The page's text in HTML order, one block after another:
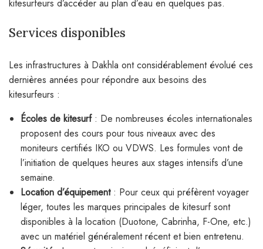
kitesurfeurs d’accéder au plan d’eau en quelques pas.
Services disponibles
Les infrastructures à Dakhla ont considérablement évolué ces
dernières années pour répondre aux besoins des
kitesurfeurs :
Écoles de kitesurf: De nombreuses écoles internationales
proposent des cours pour tous niveaux avec des
moniteurs certifiés IKO ou VDWS. Les formules vont de
l’initiation de quelques heures aux stages intensifs d’une
semaine.
Location d’équipement: Pour ceux qui préfèrent voyager
léger, toutes les marques principales de kitesurf sont
disponibles à la location (Duotone, Cabrinha, F-One, etc.)
avec un matériel généralement récent et bien entretenu.